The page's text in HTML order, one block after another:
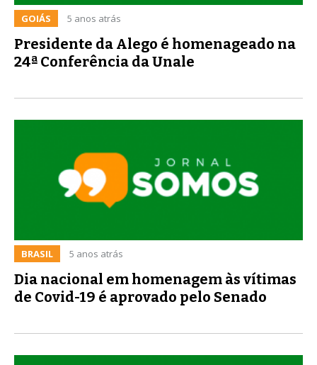
GOIÁS 5 anos atrás
Presidente da Alego é homenageado na
24ª Conferência da Unale
BRASIL 5 anos atrás
Dia nacional em homenagem às vítimas
de Covid-19 é aprovado pelo Senado